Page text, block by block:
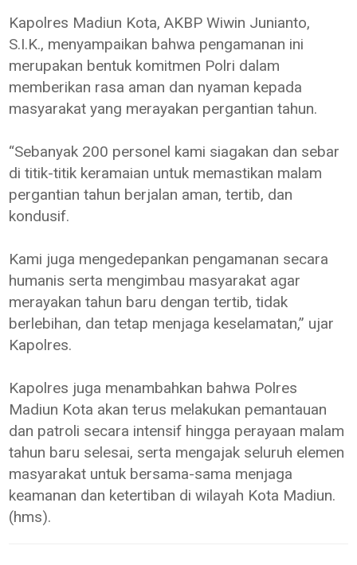
Kapolres Madiun Kota, AKBP Wiwin Junianto,
S.I.K., menyampaikan bahwa pengamanan ini
merupakan bentuk komitmen Polri dalam
memberikan rasa aman dan nyaman kepada
masyarakat yang merayakan pergantian tahun.
“Sebanyak 200 personel kami siagakan dan sebar
di titik-titik keramaian untuk memastikan malam
pergantian tahun berjalan aman, tertib, dan
kondusif.
Kami juga mengedepankan pengamanan secara
humanis serta mengimbau masyarakat agar
merayakan tahun baru dengan tertib, tidak
berlebihan, dan tetap menjaga keselamatan,” ujar
Kapolres.
Kapolres juga menambahkan bahwa Polres
Madiun Kota akan terus melakukan pemantauan
dan patroli secara intensif hingga perayaan malam
tahun baru selesai, serta mengajak seluruh elemen
masyarakat untuk bersama-sama menjaga
keamanan dan ketertiban di wilayah Kota Madiun.
(hms).